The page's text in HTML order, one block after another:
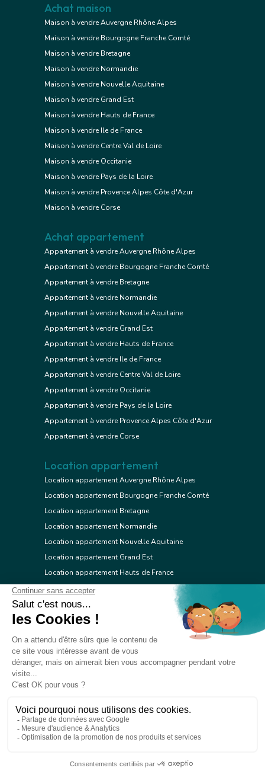
© 2026 Réseau immobilier l'Adresse
Achat maison
Maison à vendre Auvergne Rhône Alpes
Maison à vendre Bourgogne Franche Comté
Maison à vendre Bretagne
Maison à vendre Normandie
Maison à vendre Nouvelle Aquitaine
Maison à vendre Grand Est
Maison à vendre Hauts de France
Maison à vendre Ile de France
Maison à vendre Centre Val de Loire
Maison à vendre Occitanie
Maison à vendre Pays de la Loire
Maison à vendre Provence Alpes Côte d'Azur
Maison à vendre Corse
Achat appartement
Appartement à vendre Auvergne Rhône Alpes
Appartement à vendre Bourgogne Franche Comté
Appartement à vendre Bretagne
Appartement à vendre Normandie
Appartement à vendre Nouvelle Aquitaine
Appartement à vendre Grand Est
Appartement à vendre Hauts de France
Appartement à vendre Ile de France
Appartement à vendre Centre Val de Loire
Appartement à vendre Occitanie
Appartement à vendre Pays de la Loire
Appartement à vendre Provence Alpes Côte d'Azur
Appartement à vendre Corse
Location appartement
Location appartement Auvergne Rhône Alpes
Location appartement Bourgogne Franche Comté
Location appartement Bretagne
Location appartement Normandie
Location appartement Nouvelle Aquitaine
Location appartement Grand Est
Location appartement Hauts de France
Location appartement Ile de France
Location appartement Centre Val de Loire
Location appartement Occitanie
Location appartement Provence Alpes Côte d'Azur
Location appartement Corse